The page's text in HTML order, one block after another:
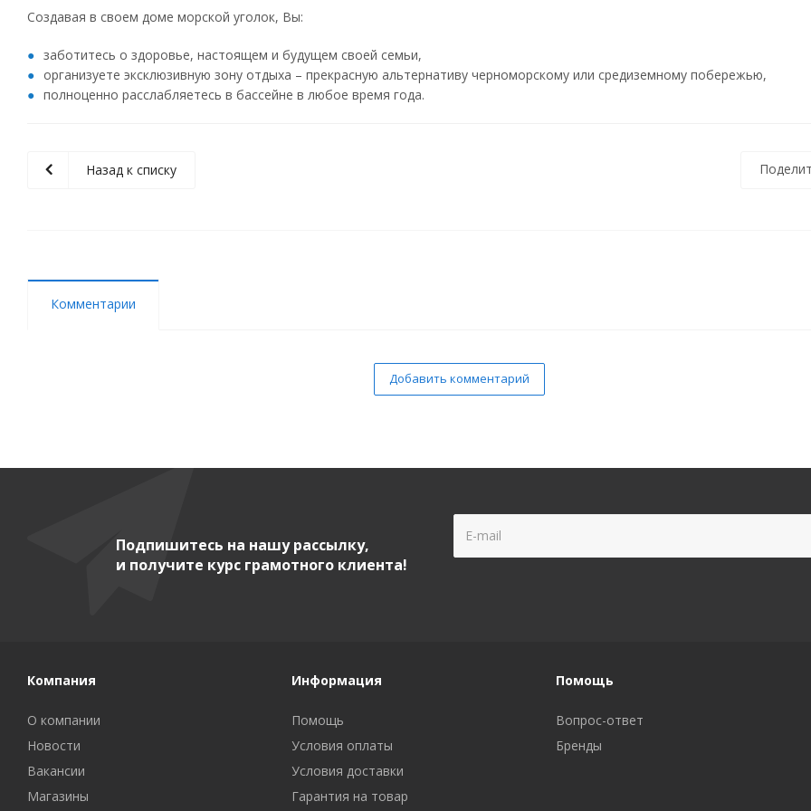
Создавая в своем доме морской уголок, Вы:
заботитесь о здоровье, настоящем и будущем своей семьи,
организуете эксклюзивную зону отдыха – прекрасную альтернативу черноморскому или средиземному побережью,
полноценно расслабляетесь в бассейне в любое время года.
Назад к списку
Комментарии
Добавить комментарий
Подпишитесь на нашу рассылку,
и получите курс грамотного клиента!
Компания
О компании
Новости
Вакансии
Магазины
Информация
Помощь
Условия оплаты
Условия доставки
Гарантия на товар
Помощь
Вопрос-ответ
Бренды